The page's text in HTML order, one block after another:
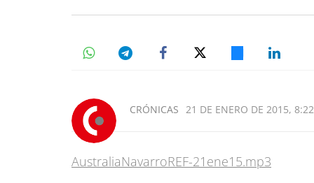
CRÓNICAS 21 DE ENERO DE 2015, 8:22
AustraliaNavarroREF-21ene15.mp3